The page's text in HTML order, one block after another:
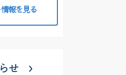
報を見る
せ